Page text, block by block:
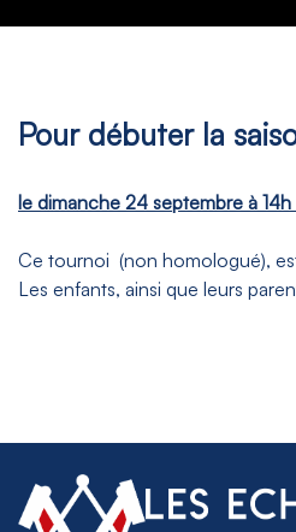
Pour débuter la
le dimanche 24 septembre à
Ce tournoi (non homologué),
Les enfants, ainsi que leurs